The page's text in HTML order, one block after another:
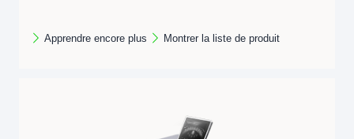
Apprendre encore plus Montrer la liste de produit